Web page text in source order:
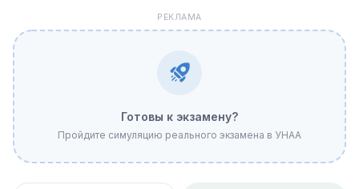
РЕКЛАМА
Готовы к экзамену?
Пройдите симуляцию реального экзамена в УНАА